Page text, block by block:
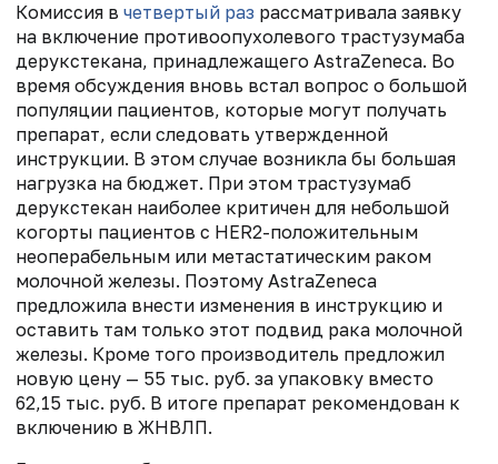
Комиссия в четвертый раз рассматривала заявку
на включение противоопухолевого трастузумаба
дерукстекана, принадлежащего AstraZeneca. Во
время обсуждения вновь встал вопрос о большой
популяции пациентов, которые могут получать
препарат, если следовать утвержденной
инструкции. В этом случае возникла бы большая
нагрузка на бюджет. При этом трастузумаб
дерукстекан наиболее критичен для небольшой
когорты пациентов с HER2-положительным
неоперабельным или метастатическим раком
молочной железы. Поэтому AstraZeneca
предложила внести изменения в инструкцию и
оставить там только этот подвид рака молочной
железы. Кроме того производитель предложил
новую цену — 55 тыс. руб. за упаковку вместо
62,15 тыс. руб. В итоге препарат рекомендован к
включению в ЖНВЛП.